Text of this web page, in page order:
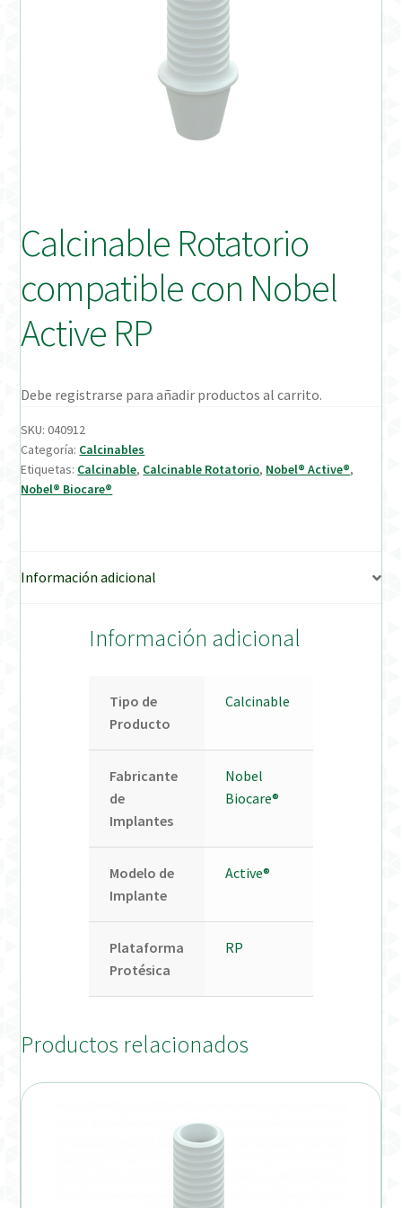
Mi cuenta
On-line Store
Productos Favoritos
Uso previsto
Verification Required
Welcome to DELTA Abutments | Tienda Online!
Calcinable Rotatorio
compatible con Nobel
Active RP
Debe registrarse para añadir productos al carrito.
SKU:040912
Categoría: Calcinables
Etiquetas: Calcinable, Calcinable Rotatorio, Nobel® Active®,
Nobel® Biocare®
Información adicional
Información adicional
Tipo de
Producto
Calcinable
Fabricante
de
Implantes
Nobel
Biocare®
Modelo de
Implante
Active®
Plataforma
Protésica
RP
Productos relacionados